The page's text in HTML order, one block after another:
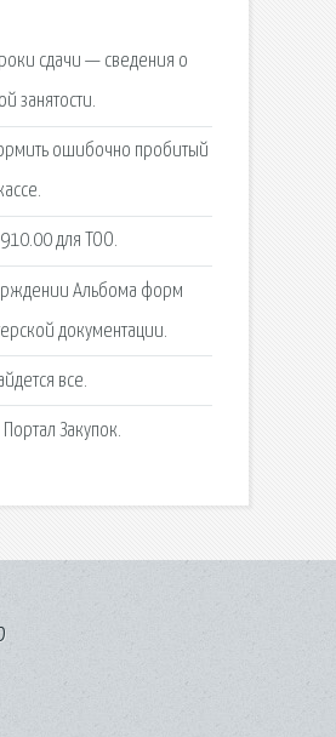
сдачи — сведения о
занятости.
ошибочно пробитый
для ТОО.
Альбома форм
документации.
все.
Портал Закупок.